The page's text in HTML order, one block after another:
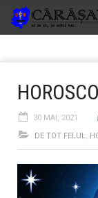
30 MAI, 2021
DE TOT FELUL,